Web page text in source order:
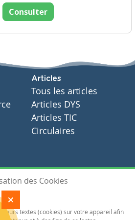
Consulter
Articles
Tous les articles
Articles DYS
Articles TIC
Circulaires
newsletter
des Cookies
textes (cookies) sur votre appareil afin